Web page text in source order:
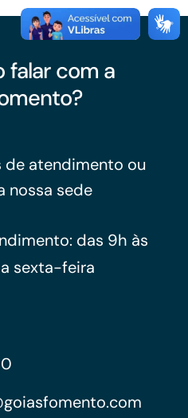
falar com a
de atendimento ou
nossa sede
das 9h às
sexta-feira